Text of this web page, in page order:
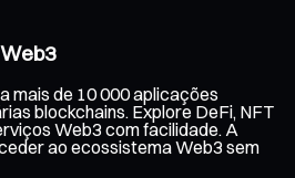
mais de 10 000 aplicações
blockchains. Explore DeFi, NFT
Web3 com facilidade. A
ao ecossistema Web3 sem